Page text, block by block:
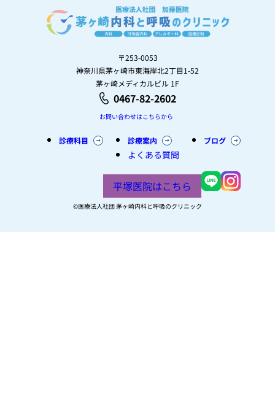
〒253-0053
神奈川県茅ヶ崎市東海岸北2丁目1-52
茅ヶ崎メディカルビル 1F
0467-82-2602
お問い合わせはこちらから
診療科目 診療案内
よくある質問
ブログ
平塚医院はこちら
©︎医療法人社団 茅ヶ崎内科と呼吸のクリニック